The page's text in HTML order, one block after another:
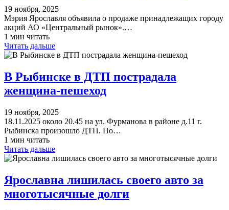
19 ноября, 2025
Мэрия Ярославля объявила о продаже принадлежащих городу
акций АО «Центральный рынок».…
1 мин читать
Читать дальше
В Рыбинске в ДТП пострадала
женщина-пешеход
19 ноября, 2025
18.11.2025 около 20.45 на ул. Фурманова в районе д.11 г.
Рыбинска произошло ДТП. По…
1 мин читать
Читать дальше
Ярославна лишилась своего авто за
многотысячные долги